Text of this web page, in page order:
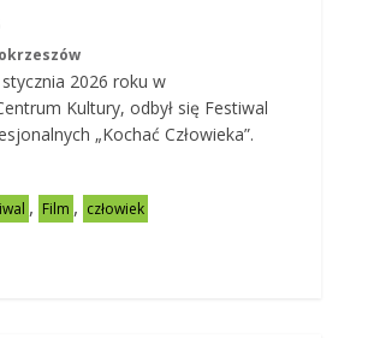
2026 roku w
Kultury, odbył się Festiwal
„Kochać Człowieka”.
, Film , człowiek